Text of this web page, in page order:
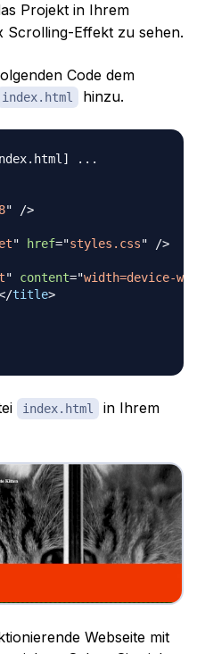
Projekt in Ihrem
Scrolling-Effekt zu sehen.
Code dem
index.html hinzu.
...
"
/>
" href="styles.css"
/>
" content="width=device-
title>
index.html
in Ihrem
Webseite mit